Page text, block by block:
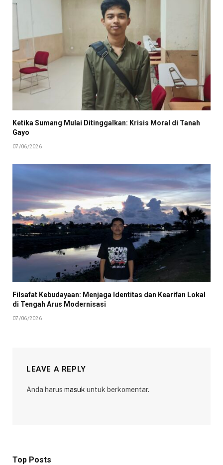
Ketika Sumang Mulai Ditinggalkan: Krisis Moral di Tanah
Gayo
07/06/2026
Filsafat Kebudayaan: Menjaga Identitas dan Kearifan Lokal
di Tengah Arus Modernisasi
07/06/2026
LEAVE A REPLY
Anda harus masuk untuk berkomentar.
Top Posts